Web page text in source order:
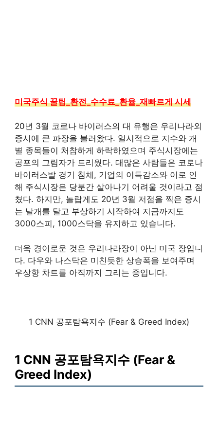
미국주식 꿀팁_환전_수수료_환율_재빠르게 시세
20년 3월 코로나 바이러스의 대 유행은 우리나라외
증시에 큰 파장을 불러왔다. 일시적으로 지수와 개
별 종목들이 처참하게 하락하였으며 주식시장에는
공포의 그림자가 드리웠다. 대많은 사람들은 코로나
바이러스발 경기 침체, 기업의 이득감소와 이로 인
해 주식시장은 당분간 살아나기 어려울 것이라고 점
쳤다. 하지만, 놀랍게도 20년 3월 저점을 찍은 증시
는 날개를 달고 부상하기 시작하여 지금까지도
3000스피, 1000스닥을 유지하고 있습니다.
더욱 경이로운 것은 우리나라장이 아닌 미국 장입니
다. 다우와 나스닥은 미친듯한 상승폭을 보여주며
우상향 차트를 아직까지 그리는 중입니다.
1 CNN 공포탐욕지수 (Fear & Greed Index)
1 CNN 공포탐욕지수 (Fear &
Greed Index)